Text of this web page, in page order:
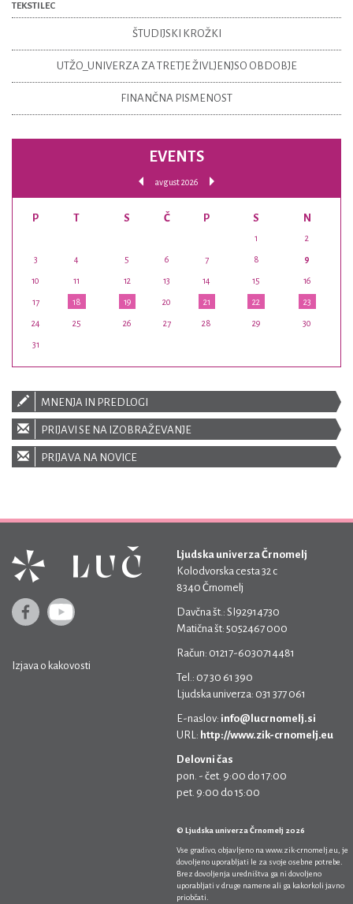
TEKSTILEC
ŠTUDIJSKI KROŽKI
UTŽO_UNIVERZA ZA TRETJE ŽIVLJENJSO OBDOBJE
FINANČNA PISMENOST
EVENTS
avgust 2026
P T S Č P S N
1 2
3 4 5 6 7 8 9
10 11 12 13 14 15 16
17 18 19 20 21 22 23
24 25 26 27 28 29 30
31
MNENJA IN PREDLOGI
PRIJAVI SE NA IZOBRAŽEVANJE
PRIJAVA NA NOVICE
Izjava o kakovosti
Ljudska univerza Črnomelj
Kolodvorska cesta 32 c
8340 Črnomelj
Davčna št.: SI92914730
Matična št: 5052467 000
Račun: 01217-6030714481
Tel.: 07 30 61 390
Ljudska univerza: 031 377 061
E-naslov: info@lucrnomelj.si
URL: http://www.zik-crnomelj.eu
Delovni čas
pon. - čet. 9:00 do 17:00
pet. 9:00 do 15:00
© Ljudska univerza Črnomelj 2026
Vse gradivo, objavljeno na www.zik-crnomelj.eu , je
dovoljeno uporabljati le za svoje osebne potrebe.
Brez dovoljenja uredništva ga ni dovoljeno
uporabljati v druge namene ali ga kakorkoli javno
priobčati.